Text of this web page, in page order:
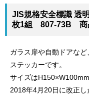
JIS規格安全標識
枚1組 807-73B 商
ガラス扉や自動ドアな
ステッカーです。
サイズはH150×W100mm
2018年4月20日に改正し